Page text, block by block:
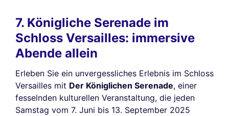
7. Königliche Serenade im
Schloss Versailles: immersive
Abende allein
Erleben Sie ein unvergessliches Erlebnis im Schloss
Versailles mit Der Königlichen Serenade, einer
fesselnden kulturellen Veranstaltung, die jeden
Samstag vom 7. Juni bis 13. September 2025